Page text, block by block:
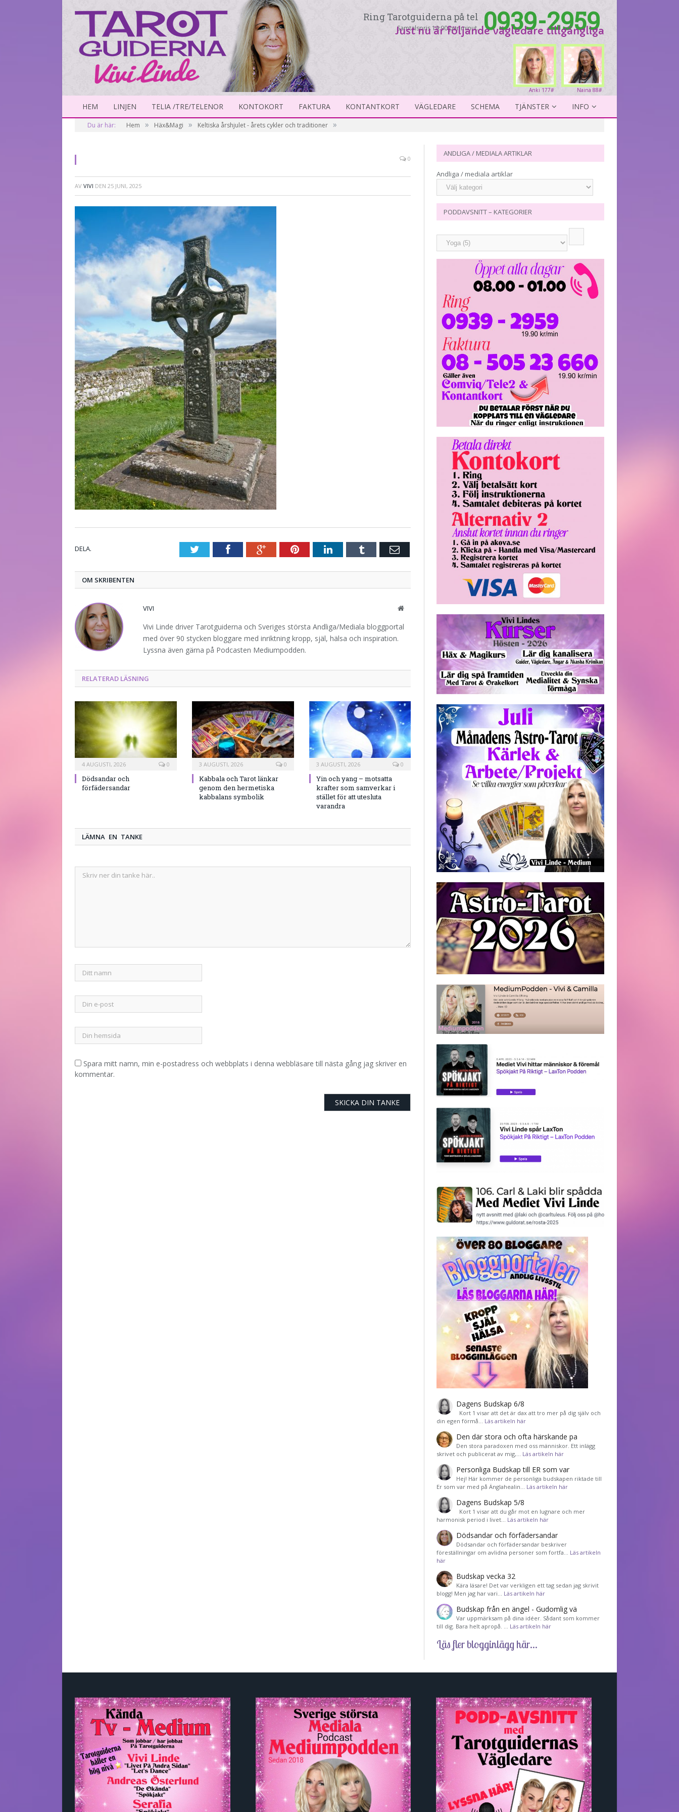
Ring Tarotguiderna på tel
Samtalspris 19:90 per minut. 0939-2959
Just nu är följande vägledare tillgängliga
Naina 88#
Anki 177#
HEM LINJEN TELIA /TRE/TELENOR KONTOKORT FAKTURA KONTANTKORT VÄGLEDARE SCHEMA TJÄNSTER INFO
Du är här: Hem » Häx&Magi » Keltiska årshjulet - årets cykler och traditioner »
0
AV VIVI DEN 25 JUNI, 2025
DELA. TwitterFacebookGoogle+PinterestLinkedInTumblr E-
OM SKRIBENTEN
VIVI Website
Vivi Linde driver Tarotguiderna och Sveriges största Andliga/Mediala bloggportal
med över 90 stycken bloggare med inriktning kropp, själ, hälsa och inspiration.
Lyssna även gärna på Podcasten Mediumpodden.
RELATERAD LÄSNING
4 AUGUSTI, 2026 0
Dödsandar och
förfädersandar
3 AUGUSTI, 2026 0
Kabbala och Tarot länkar
genom den hermetiska
kabbalans symbolik
3 AUGUSTI, 2026 0
Yin och yang – motsatta
krafter som samverkar i
stället för att utesluta
varandra
LÄMNA EN TANKE
Spara mitt namn, min e-postadress och webbplats i denna webbläsare till nästa gång jag skriver en
kommentar.
ANDLIGA / MEDIALA ARTIKLAR
Andliga / mediala artiklar
PODDAVSNITT – KATEGORIER
Dagens Budskap 6/8
Kort 1 visar att det är dax att tro mer på dig själv och
din egen förmå… Läs artikeln här
Den där stora och ofta härskande pa
Den stora paradoxen med oss människor. Ett inlägg
skrivet och publicerat av mig,… Läs artikeln här
Personliga Budskap till ER som var
Hej! Här kommer de personliga budskapen riktade till
Er som var med på Änglahealin… Läs artikeln här
Dagens Budskap 5/8
Kort 1 visar att du går mot en lugnare och mer
harmonisk period i livet… Läs artikeln här
Dödsandar och förfädersandar
Dödsandar och förfädersandar beskriver
föreställningar om avlidna personer som fortfa… Läs artikeln
här
Budskap vecka 32
Kära läsare! Det var verkligen ett tag sedan jag skrivit
blogg! Men jag har vari… Läs artikeln här
Budskap från en ängel - Gudomlig vä
Var uppmärksam på dina idéer. Sådant som kommer
till dig. Bara helt apropå. … Läs artikeln här
Läs fler blogginlägg här...